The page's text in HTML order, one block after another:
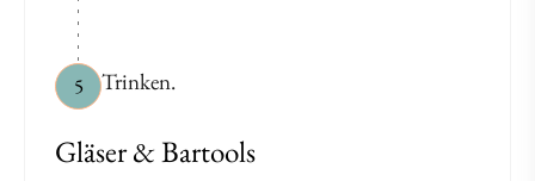
5 Trinken.
Gläser & Bartools